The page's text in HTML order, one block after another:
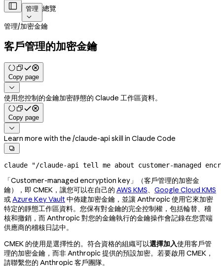
 管理

總覽
管理/加密金鑰
客戶管理的加密金鑰
Copy page

使用您控制的金鑰加密靜態的 Claude 工作區資料。
Copy page

Learn more with the /claude-api skill in Claude Code

claude "/claude-api tell me about customer-managed
「Customer-managed encryption key」（客戶管理的加密金
鑰），即 CMEK，讓您可以在自己的 AWS KMS、 Google Cloud KMS
或Azure Key Vault中佈建加密金鑰，並讓 Anthropic 使用它來加密
特定的靜態工作區資料。您保有對金鑰的完全控制權，包括輪替、稽
核和撤銷，而 Anthropic 對您的金鑰執行的金鑰操作會記錄在您雲端
供應商的稽核日誌中。
CMEK 的使用是選擇性的。符合資格的組織可以選擇加入使用客戶管
理的加密金鑰，而非 Anthropic 提供的預設加密。若要啟用 CMEK，
請聯繫您的 Anthropic 客戶團隊。